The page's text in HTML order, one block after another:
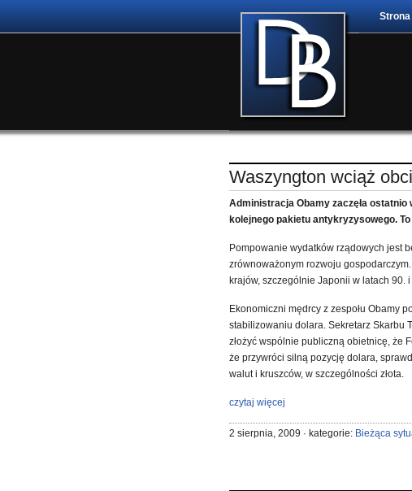
Strona
Waszyngton wciąż
Administracja Obamy zaczęła
kolejnego pakietu antykryzysowego.
Pompowanie wydatków rządowych jest
zrównoważonym rozwoju
krajów, szczególnie Japonii w latach 90.
Ekonomiczni mędrcy z zespołu Obamy
stabilizowaniu dolara. Sekretarz Skarbu
złożyć wspólnie publiczną obietnicę, że
że przywróci silną pozycję dolara,
walut i kruszców, w szczególności złota.
czytaj więcej
2 sierpnia, 2009 · kategorie: Bieżąca